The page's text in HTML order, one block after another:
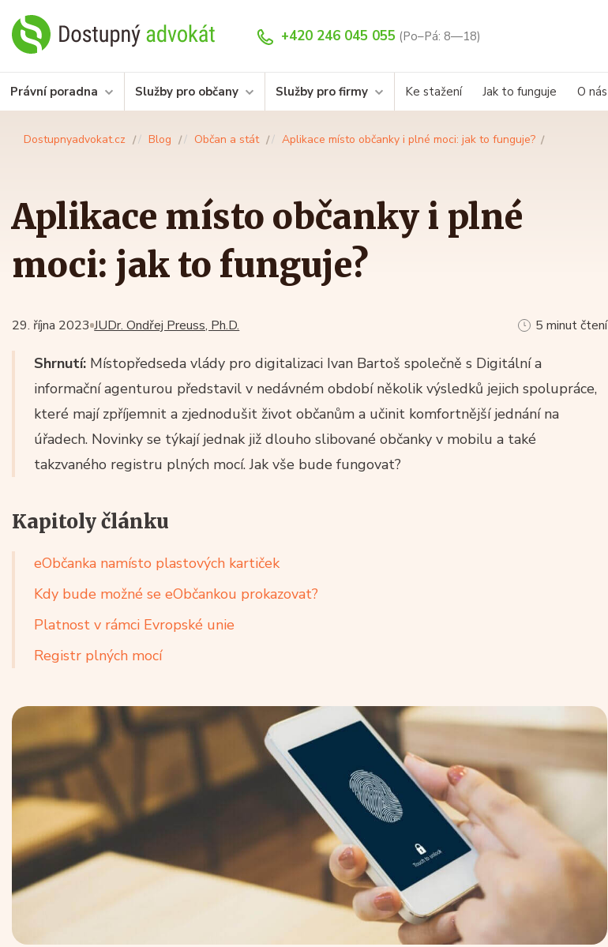
+420 246 045 055 (Po–Pá: 8—18)
Právní poradna Služby pro občany Služby pro firmy Ke stažení Jak to funguje O nás
Dostupnyadvokat.cz Blog Občan a stát Aplikace místo občanky i plné moci: jak to funguje?
Aplikace místo občanky i plné
moci: jak to funguje?
JUDr. Ondřej Preuss, Ph.D.
29. října 2023 5 minut čtení
Shrnutí: Místopředseda vlády pro digitalizaci Ivan Bartoš společně s Digitální a
informační agenturou představil v nedávném období několik výsledků jejich spolupráce,
které mají zpříjemnit a zjednodušit život občanům a učinit komfortnější jednání na
úřadech. Novinky se týkají jednak již dlouho slibované občanky v mobilu a také
takzvaného registru plných mocí. Jak vše bude fungovat?
Kapitoly článku
eObčanka namísto plastových kartiček
Kdy bude možné se eObčankou prokazovat?
Platnost v rámci Evropské unie
Registr plných mocí